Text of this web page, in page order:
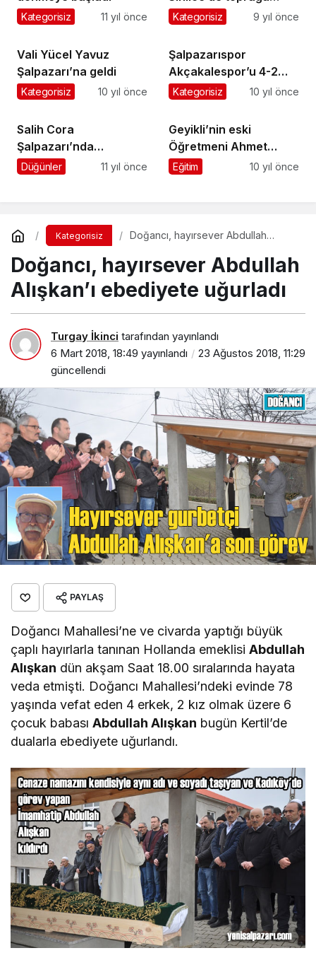
Kategorisiz 11 yıl önce
verildi
Kategorisiz 9 yıl önce
Vali Yücel Yavuz
Şalpazarı’na geldi
Kategorisiz 10 yıl önce
Şalpazarıspor
Akçakalespor’u 4-2
mağlup etti
Kategorisiz 10 yıl önce
Salih Cora
Şalpazarı’nda
partililerle kucaklaştı
Düğünler 11 yıl önce
Geyikli’nin eski
Öğretmeni Ahmet
Sarıkan Kurtoğlu vefat
Eğitim 10 yıl önce
Kategorisiz
Doğancı, hayırsever Abdullah
Doğancı, hayırsever Abdullah
Alışkan’ı ebediyete uğurladı
Turgay İkinci tarafından yayınlandı
6 Mart 2018, 18:49 yayınlandı
23 Ağustos 2018, 11:29
güncellendi
PAYLAŞ
Doğancı Mahallesi’ne ve civarda yaptığı büyük
çaplı hayırlarla tanınan Hollanda emeklisiAbdullah
Alışkan dün akşam Saat 18.00 sıralarında hayata
veda etmişti. Doğancı Mahallesi’ndeki evinde 78
yaşında vefat eden 4 erkek, 2 kız olmak üzere 6
çocuk babasıAbdullah Alışkan bugün Kertil’de
dualarla ebediyete uğurlandı.